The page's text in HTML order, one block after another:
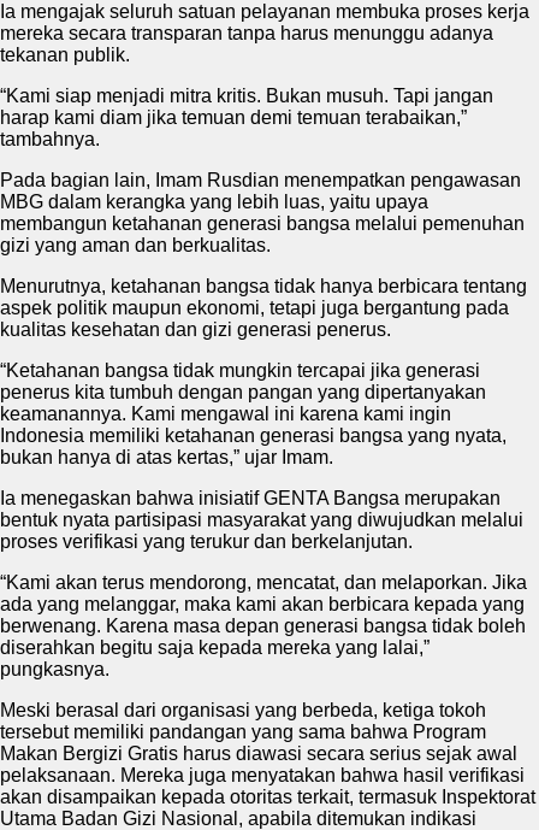
Ia mengajak seluruh satuan pelayanan membuka proses kerja
mereka secara transparan tanpa harus menunggu adanya
tekanan publik.
“Kami siap menjadi mitra kritis. Bukan musuh. Tapi jangan
harap kami diam jika temuan demi temuan terabaikan,”
tambahnya.
Pada bagian lain, Imam Rusdian menempatkan pengawasan
MBG dalam kerangka yang lebih luas, yaitu upaya
membangun ketahanan generasi bangsa melalui pemenuhan
gizi yang aman dan berkualitas.
Menurutnya, ketahanan bangsa tidak hanya berbicara tentang
aspek politik maupun ekonomi, tetapi juga bergantung pada
kualitas kesehatan dan gizi generasi penerus.
“Ketahanan bangsa tidak mungkin tercapai jika generasi
penerus kita tumbuh dengan pangan yang dipertanyakan
keamanannya. Kami mengawal ini karena kami ingin
Indonesia memiliki ketahanan generasi bangsa yang nyata,
bukan hanya di atas kertas,” ujar Imam.
Ia menegaskan bahwa inisiatif GENTA Bangsa merupakan
bentuk nyata partisipasi masyarakat yang diwujudkan melalui
proses verifikasi yang terukur dan berkelanjutan.
“Kami akan terus mendorong, mencatat, dan melaporkan. Jika
ada yang melanggar, maka kami akan berbicara kepada yang
berwenang. Karena masa depan generasi bangsa tidak boleh
diserahkan begitu saja kepada mereka yang lalai,”
pungkasnya.
Meski berasal dari organisasi yang berbeda, ketiga tokoh
tersebut memiliki pandangan yang sama bahwa Program
Makan Bergizi Gratis harus diawasi secara serius sejak awal
pelaksanaan. Mereka juga menyatakan bahwa hasil verifikasi
akan disampaikan kepada otoritas terkait, termasuk Inspektorat
Utama Badan Gizi Nasional, apabila ditemukan indikasi